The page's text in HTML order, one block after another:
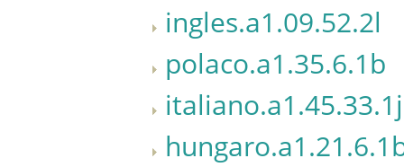
ingles.a1.09.52.2l
polaco.a1.35.6.1b
italiano.a1.45.33.1j